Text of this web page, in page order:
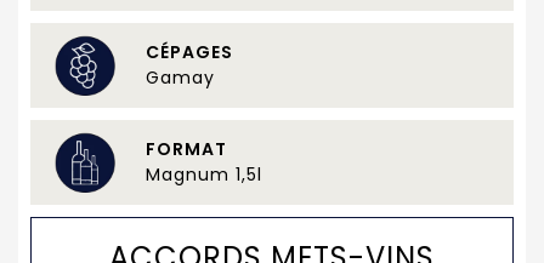
CÉPAGES
Gamay
FORMAT
Magnum 1,5l